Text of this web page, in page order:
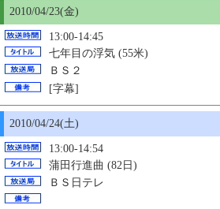
2010/04/23(金)
13:00-14:45
七年目の浮気 (55米)
ＢＳ２
[字幕]
2010/04/24(土)
13:00-14:54
蒲田行進曲 (82日)
ＢＳ日テレ